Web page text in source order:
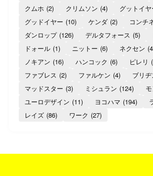
クムホ (2) クリムソン (4) グットイヤ
グッドイヤー (10) ケンダ (2) コンチ
ダンロップ (126) デルタフォース (5)
ドォール (1) ニットー (6) ネクセン
ノキアン (16) ハンコック (6) ピレリ
ファブレス (2) ファルケン (4) ブリ
マッドスター (3) ミシュラン (124)
ユーロデザイン (11) ヨコハマ (194)
レイズ (86) ワーク (27)